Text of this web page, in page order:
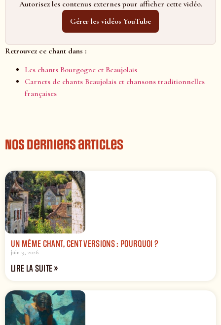
Autorisez les contenus externes pour afficher cette vidéo.
Gérer les vidéos YouTube
Retrouvez ce chant dans :
Les chants Bourgogne et Beaujolais
Carnets de chants Beaujolais et chansons traditionnelles
françaises
Nos derniers articles
UN MÊME CHANT, CENT VERSIONS : POURQUOI ?
juin 9, 2026
LIRE LA SUITE »